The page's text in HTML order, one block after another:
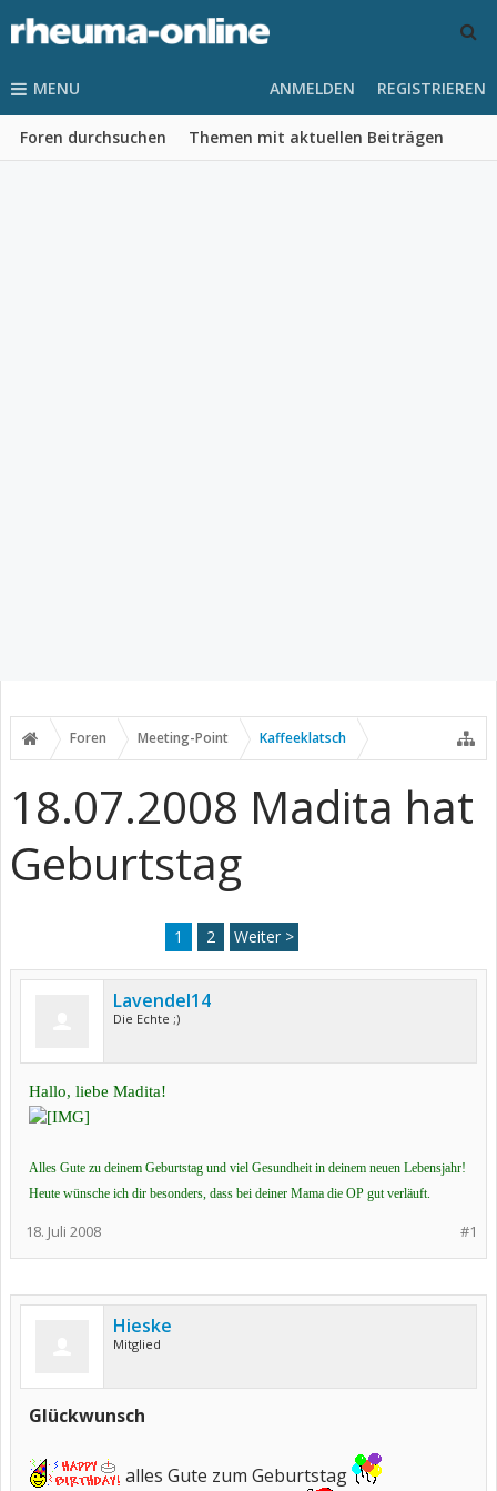
MENU
Foren durchsuchen Themen mit aktuellen Beiträgen
ANMELDEN REGISTRIEREN
Foren Meeting-Point Kaffeeklatsch
18.07.2008 Madita hat
Geburtstag
1 2 Weiter >
Lavendel14
Die Echte ;)
Hallo, liebe Madita!
Alles Gute zu deinem Geburtstag und viel Gesundheit in deinem neuen Lebensjahr!
Heute wünsche ich dir besonders, dass bei deiner Mama die OP gut verläuft.
#1
18. Juli 2008
Hieske
Mitglied
Glückwunsch
alles Gute zum Geburtstag